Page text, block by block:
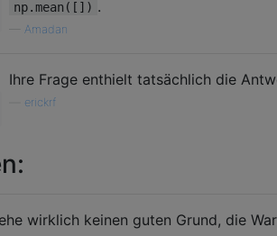
np.mean([]) .
Amadan
Ihre Frage enthielt tatsächlich die
erickrf
wirklich keinen guten Grund, die